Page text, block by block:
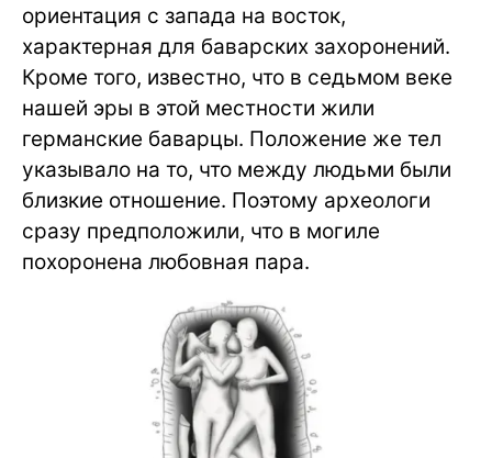
ориентация с запада на восток,
характерная для баварских захоронений.
Кроме того, известно, что в седьмом веке
нашей эры в этой местности жили
германские баварцы. Положение же тел
указывало на то, что между людьми были
близкие отношение. Поэтому археологи
сразу предположили, что в могиле
похоронена любовная пара.